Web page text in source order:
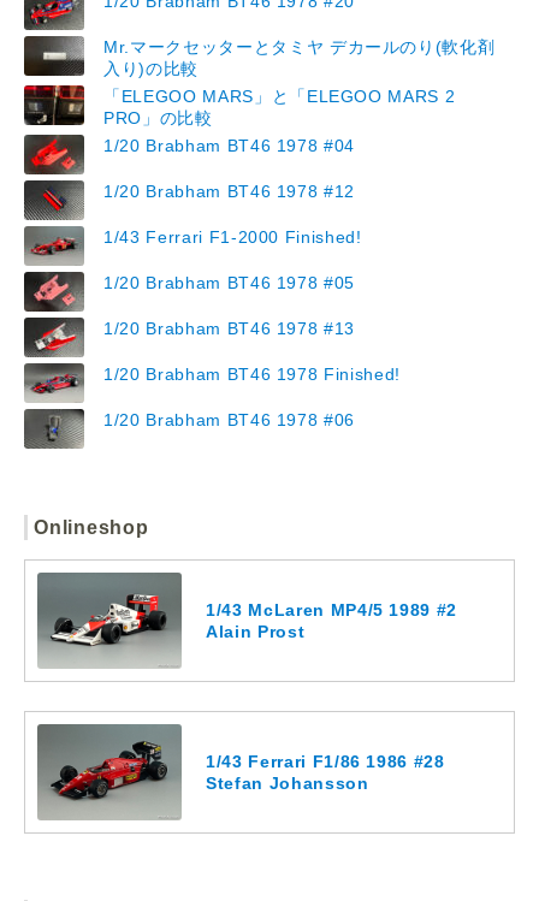
Mr.マークセッターとタミヤ デカールのり(軟化剤
入り)の比較
「ELEGOO MARS」と「ELEGOO MARS 2
PRO」の比較
1/20 Brabham BT46 1978 #04
1/20 Brabham BT46 1978 #12
1/43 Ferrari F1-2000 Finished!
1/20 Brabham BT46 1978 #05
1/20 Brabham BT46 1978 #13
1/20 Brabham BT46 1978 Finished!
1/20 Brabham BT46 1978 #06
Onlineshop
1/43 McLaren MP4/5 1989 #2
Alain Prost
1/43 Ferrari F1/86 1986 #28
Stefan Johansson